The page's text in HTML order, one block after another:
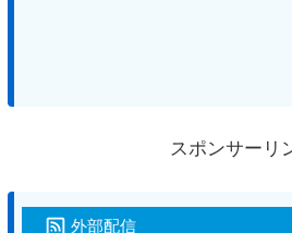
スポンサーリ
外部配信